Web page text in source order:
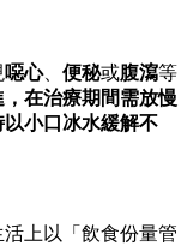
噁心、 便秘或腹瀉等
在治療期間需放慢
小口冰水緩解不
上以「飲食份量管